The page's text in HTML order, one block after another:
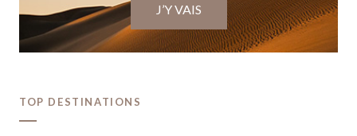
J’Y VAIS
TOP DESTINATIONS